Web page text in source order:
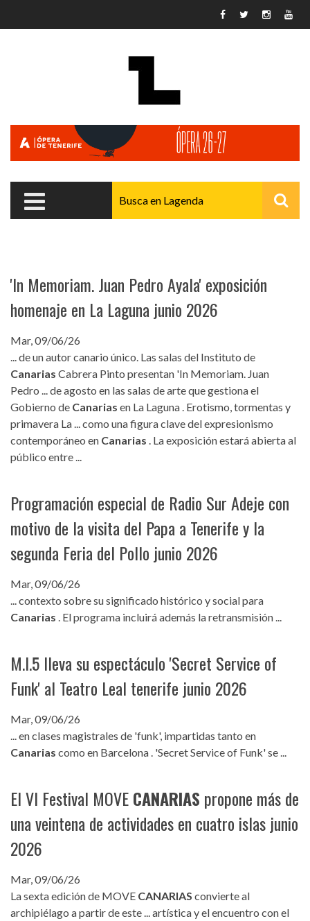
'In Memoriam. Juan Pedro Ayala' exposición
homenaje en La Laguna junio 2026
Mar, 09/06/26
... de un autor canario único. Las salas del Instituto de
Canarias Cabrera Pinto presentan 'In Memoriam. Juan
Pedro ... de agosto en las salas de arte que gestiona el
Gobierno de Canarias en La Laguna . Erotismo, tormentas y
primavera La ... como una figura clave del expresionismo
contemporáneo en Canarias . La exposición estará abierta al
público entre ...
Programación especial de Radio Sur Adeje con
motivo de la visita del Papa a Tenerife y la
segunda Feria del Pollo junio 2026
Mar, 09/06/26
... contexto sobre su significado histórico y social para
Canarias . El programa incluirá además la retransmisión ...
M.I.5 lleva su espectáculo 'Secret Service of
Funk' al Teatro Leal tenerife junio 2026
Mar, 09/06/26
... en clases magistrales de 'funk', impartidas tanto en
Canarias como en Barcelona . 'Secret Service of Funk' se ...
El VI Festival MOVECANARIAS propone más de
una veintena de actividades en cuatro islas junio
2026
Mar, 09/06/26
La sexta edición de MOVE CANARIAS convierte al
archipiélago a partir de este ... artística y el encuentro con el